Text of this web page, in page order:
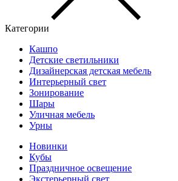
Категории
Кашпо
Детские светильники
Дизайнерская детская мебель
Интерьерный свет
Зонирование
Шары
Уличная мебель
Урны
Новинки
Кубы
Праздничное освещение
Экстерьерный свет